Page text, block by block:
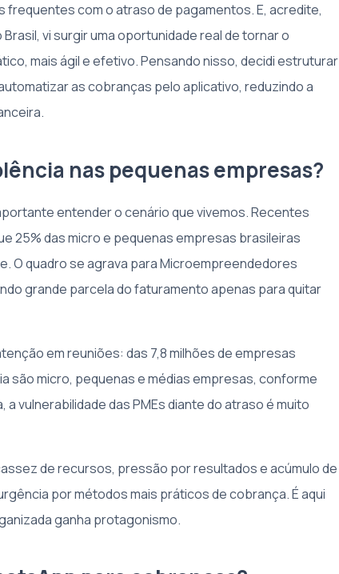
com o atraso de pagamentos. E, acredite,
vi surgir uma oportunidade real de tornar o
mais ágil e efetivo. Pensando nisso, decidi estruturar
as cobranças pelo aplicativo, reduzindo a
nas pequenas empresas?
entender o cenário que vivemos. Recentes
25% das micro e pequenas empresas brasileiras
O quadro se agrava para Microempreendedores
grande parcela do faturamento apenas para quitar
em reuniões: das 7,8 milhões de empresas
são micro, pequenas e médias empresas, conforme
a vulnerabilidade das PMEs diante do atraso é muito
de recursos, pressão por resultados e acúmulo de
por métodos mais práticos de cobrança. É aqui
ganha protagonismo.